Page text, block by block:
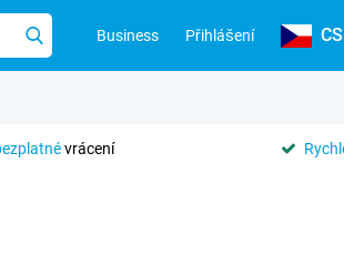
Business Přihlášení CS
vrácení